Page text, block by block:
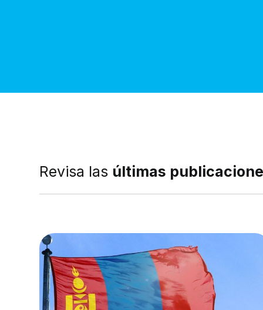
Revisa las últimas